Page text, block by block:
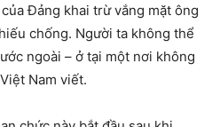
Đảng khai trừ vắng mặt ông
chống. Người ta không thể
ngoài – ở tại một nơi không
Nam viết.